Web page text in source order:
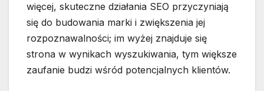
więcej, skuteczne działania SEO przyczyniają
się do budowania marki i zwiększenia jej
rozpoznawalności; im wyżej znajduje się
strona w wynikach wyszukiwania, tym większe
zaufanie budzi wśród potencjalnych klientów.